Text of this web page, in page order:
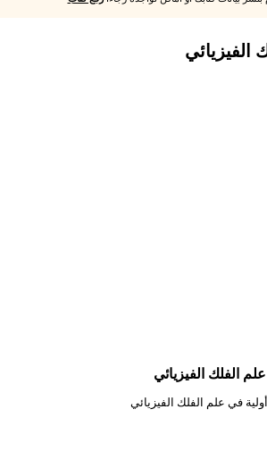
الفلك الفيزيائي
في علم الفلك الفيزيائي